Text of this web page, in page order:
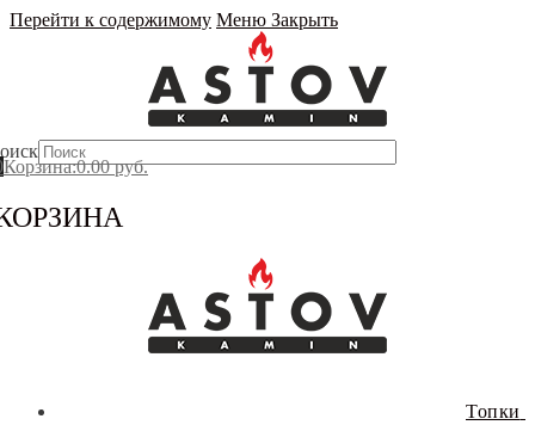
Перейти к содержимому Меню Закрыть
Корзина:0.00руб.
Топки